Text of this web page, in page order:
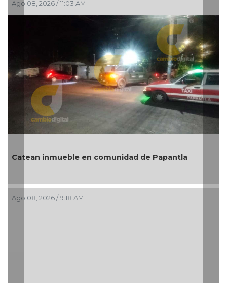
08, 2026 / 11:03 AM
inmueble en comunidad de Papantla
08, 2026 / 9:18 AM